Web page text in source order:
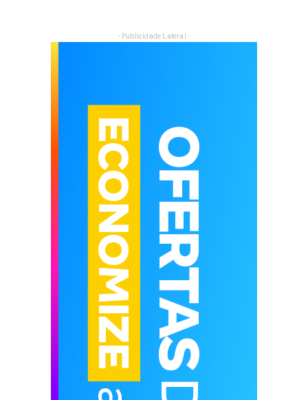
- Publicidade Lateral -